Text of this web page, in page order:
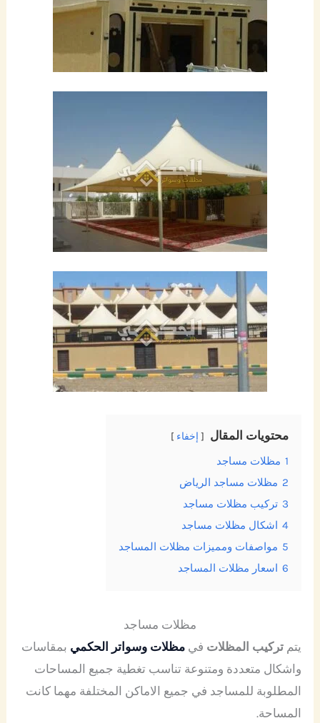
محتويات المقال إخفاء
1 مظلات مساجد
2 مظلات مساجد الرياض
3 تركيب مظلات مساجد
4 اشكال مظلات مساجد
5 مواصفات ومميزات مظلات المساجد
6 اسعار مظلات المساجد
مظلات مساجد
يتمتركيب المظلات فيمظلات وسواتر الحكمي بمقاسات
واشكال متعددة ومتنوعة تناسب تغطية جميع المساحات
المطلوبة للمساجد في جميع الاماكن المختلفة مهما كانت
المساحة.